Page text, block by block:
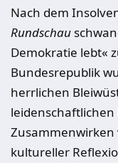
Nach dem
Rundschau
Demokratie lebt«
Bundesrepublik
herrlichen
Zusammenwirken
kultureller